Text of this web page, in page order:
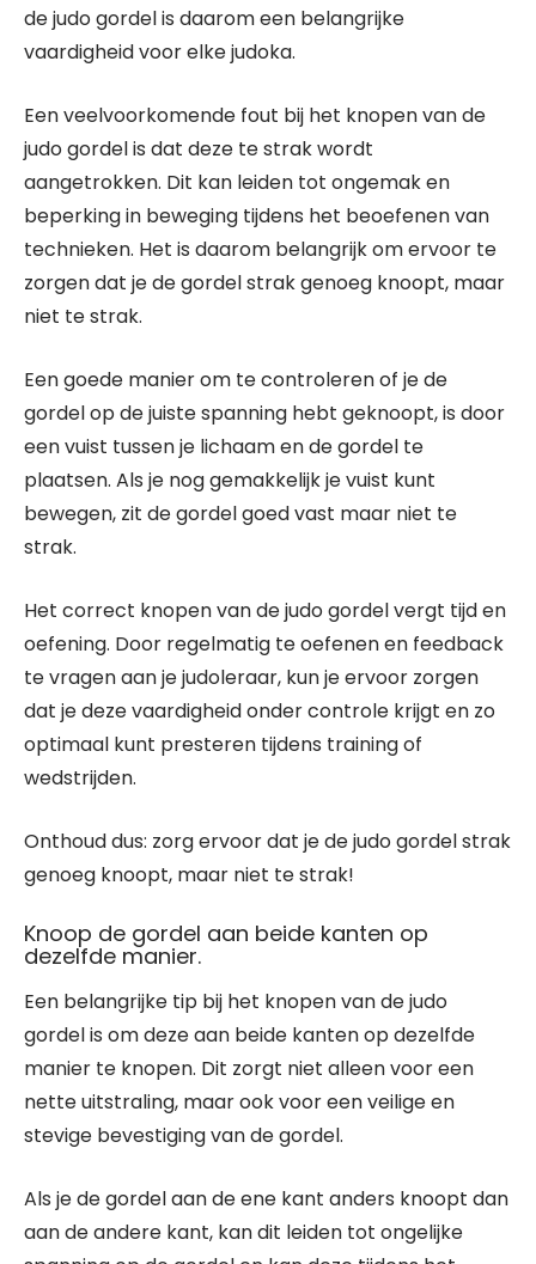
de judo gordel is daarom een belangrijke
vaardigheid voor elke judoka.
Een veelvoorkomende fout bij het knopen van de
judo gordel is dat deze te strak wordt
aangetrokken. Dit kan leiden tot ongemak en
beperking in beweging tijdens het beoefenen van
technieken. Het is daarom belangrijk om ervoor te
zorgen dat je de gordel strak genoeg knoopt, maar
niet te strak.
Een goede manier om te controleren of je de
gordel op de juiste spanning hebt geknoopt, is door
een vuist tussen je lichaam en de gordel te
plaatsen. Als je nog gemakkelijk je vuist kunt
bewegen, zit de gordel goed vast maar niet te
strak.
Het correct knopen van de judo gordel vergt tijd en
oefening. Door regelmatig te oefenen en feedback
te vragen aan je judoleraar, kun je ervoor zorgen
dat je deze vaardigheid onder controle krijgt en zo
optimaal kunt presteren tijdens training of
wedstrijden.
Onthoud dus: zorg ervoor dat je de judo gordel strak
genoeg knoopt, maar niet te strak!
Knoop de gordel aan beide kanten op
dezelfde manier.
Een belangrijke tip bij het knopen van de judo
gordel is om deze aan beide kanten op dezelfde
manier te knopen. Dit zorgt niet alleen voor een
nette uitstraling, maar ook voor een veilige en
stevige bevestiging van de gordel.
Als je de gordel aan de ene kant anders knoopt dan
aan de andere kant, kan dit leiden tot ongelijke